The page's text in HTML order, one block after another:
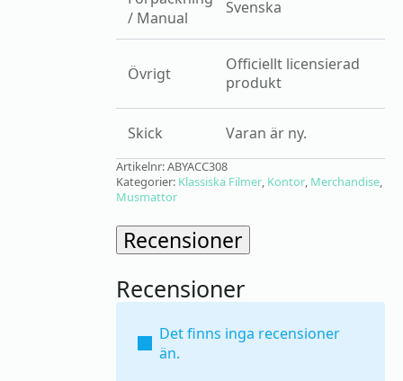
/ Manual
Svenska
Övrigt
Officiellt licensierad
produkt
Skick Varan är ny.
Artikelnr:ABYACC308
Kategorier: Klassiska Filmer, Kontor, Merchandise,
Musmattor
Recensioner
Recensioner
Det finns inga recensioner
än.